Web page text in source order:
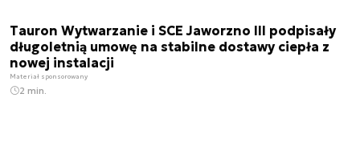
Tauron Wytwarzanie i SCE Jaworzno III podpisały
długoletnią umowę na stabilne dostawy ciepła z
nowej instalacji
Materiał sponsorowany
2 min.